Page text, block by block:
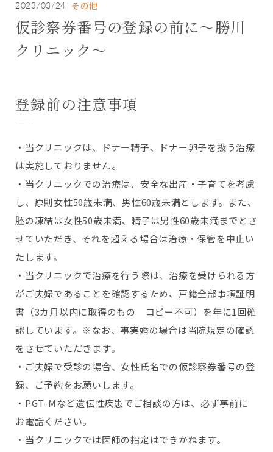
2023/03/24 その他
仮診察券番号の登録の前に～勝川
クリニック～
登録前の注意事項
・当クリニックは、ドナー精子、ドナー卵子を扱う治療
は実施しておりません。
・当クリニックでの治療は、安全な出産・子育てを考慮
し、原則女性50歳未満、男性60歳未満とします。また、
胚の凍結は女性50歳未満、精子は男性60歳未満までとさ
せていただき、それを超える場合は治療・保管を中止い
たします。
・当クリニックで治療を行う際は、治療を受けられる方
がご夫婦であることを確認するため、戸籍全部事項証明
書（3カ月以内に取得のもの コピー不可）を年に1回確
認しています。※なお、事実婚の場合は当院規定の確認
をさせていただきます。
・ご夫婦で受診の場合、女性氏名での仮診察券番号の登
録、ご予約をお願いします。
・PGT-Mなど遺伝性疾患でご相談の方は、必ず事前に
お電話ください。
・当クリニックでは医師の指定はできかねます。